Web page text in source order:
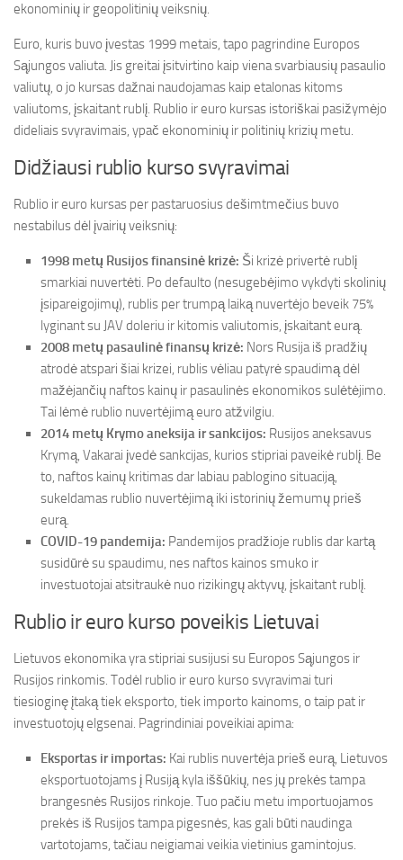
ekonominių ir geopolitinių veiksnių.
Euro, kuris buvo įvestas 1999 metais, tapo pagrindine Europos
Sąjungos valiuta. Jis greitai įsitvirtino kaip viena svarbiausių pasaulio
valiutų, o jo kursas dažnai naudojamas kaip etalonas kitoms
valiutoms, įskaitant rublį. Rublio ir euro kursas istoriškai pasižymėjo
dideliais svyravimais, ypač ekonominių ir politinių krizių metu.
Didžiausi rublio kurso svyravimai
Rublio ir euro kursas per pastaruosius dešimtmečius buvo
nestabilus dėl įvairių veiksnių:
1998 metų Rusijos finansinė krizė: Ši krizė privertė rublį
smarkiai nuvertėti. Po defaulto (nesugebėjimo vykdyti skolinių
įsipareigojimų), rublis per trumpą laiką nuvertėjo beveik 75%
lyginant su JAV doleriu ir kitomis valiutomis, įskaitant eurą.
2008 metų pasaulinė finansų krizė: Nors Rusija iš pradžių
atrodė atspari šiai krizei, rublis vėliau patyrė spaudimą dėl
mažėjančių naftos kainų ir pasaulinės ekonomikos sulėtėjimo.
Tai lėmė rublio nuvertėjimą euro atžvilgiu.
2014 metų Krymo aneksija ir sankcijos: Rusijos aneksavus
Krymą, Vakarai įvedė sankcijas, kurios stipriai paveikė rublį. Be
to, naftos kainų kritimas dar labiau pablogino situaciją,
sukeldamas rublio nuvertėjimą iki istorinių žemumų prieš
eurą.
COVID-19 pandemija: Pandemijos pradžioje rublis dar kartą
susidūrė su spaudimu, nes naftos kainos smuko ir
investuotojai atsitraukė nuo rizikingų aktyvų, įskaitant rublį.
Rublio ir euro kurso poveikis Lietuvai
Lietuvos ekonomika yra stipriai susijusi su Europos Sąjungos ir
Rusijos rinkomis. Todėl rublio ir euro kurso svyravimai turi
tiesioginę įtaką tiek eksporto, tiek importo kainoms, o taip pat ir
investuotojų elgsenai. Pagrindiniai poveikiai apima:
Eksportas ir importas: Kai rublis nuvertėja prieš eurą, Lietuvos
eksportuotojams į Rusiją kyla iššūkių, nes jų prekės tampa
brangesnės Rusijos rinkoje. Tuo pačiu metu importuojamos
prekės iš Rusijos tampa pigesnės, kas gali būti naudinga
vartotojams, tačiau neigiamai veikia vietinius gamintojus.